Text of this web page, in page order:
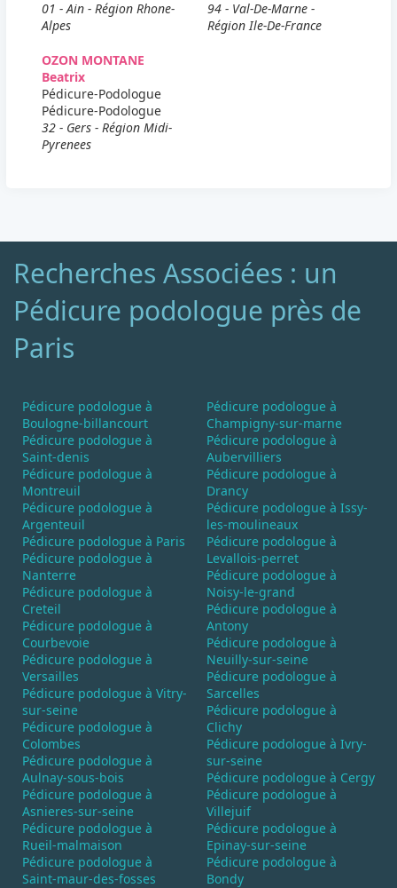
01 - Ain - Région Rhone-
Alpes
94 - Val-De-Marne -
Région Ile-De-France
OZON MONTANE
Beatrix
Pédicure-Podologue
Pédicure-Podologue
32 - Gers - Région Midi-
Pyrenees
Recherches Associées : un
Pédicure podologue près de
Paris
Pédicure podologue à
Boulogne-billancourt
Pédicure podologue à
Saint-denis
Pédicure podologue à
Montreuil
Pédicure podologue à
Argenteuil
Pédicure podologue à Paris
Pédicure podologue à
Nanterre
Pédicure podologue à
Creteil
Pédicure podologue à
Courbevoie
Pédicure podologue à
Versailles
Pédicure podologue à Vitry-
sur-seine
Pédicure podologue à
Colombes
Pédicure podologue à
Aulnay-sous-bois
Pédicure podologue à
Asnieres-sur-seine
Pédicure podologue à
Rueil-malmaison
Pédicure podologue à
Saint-maur-des-fosses
Pédicure podologue à
Champigny-sur-marne
Pédicure podologue à
Aubervilliers
Pédicure podologue à
Drancy
Pédicure podologue à Issy-
les-moulineaux
Pédicure podologue à
Levallois-perret
Pédicure podologue à
Noisy-le-grand
Pédicure podologue à
Antony
Pédicure podologue à
Neuilly-sur-seine
Pédicure podologue à
Sarcelles
Pédicure podologue à
Clichy
Pédicure podologue à Ivry-
sur-seine
Pédicure podologue à Cergy
Pédicure podologue à
Villejuif
Pédicure podologue à
Epinay-sur-seine
Pédicure podologue à
Bondy